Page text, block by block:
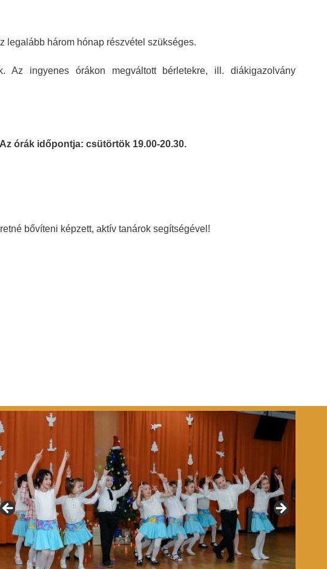
legalább három hónap részvétel szükséges.
Az ingyenes órákon megváltott bérletekre, ill. diákigazolvány
órák időpontja: csütörtök 19.00-20.30.
bővíteni képzett, aktív tanárok segítségével!